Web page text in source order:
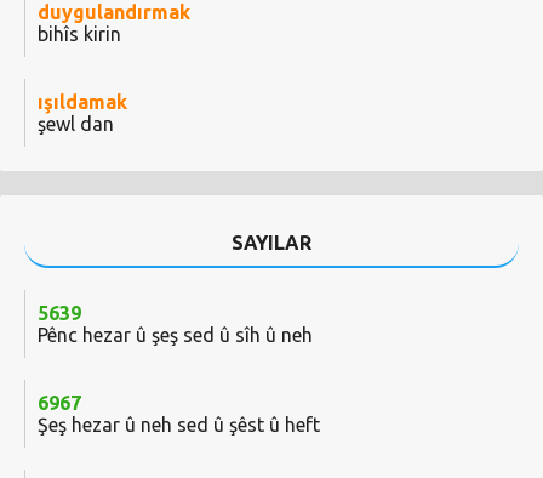
duygulandırmak
bihîs kirin
ışıldamak
şewl dan
SAYILAR
5639
Pênc hezar û şeş sed û sîh û neh
6967
Şeş hezar û neh sed û şêst û heft